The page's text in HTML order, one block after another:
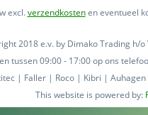
excl.verzendkostenen eventueel
2018 e.v. by Dimako Trading h/
tussen 09:00 - 17:00 op ons
| Faller | Roco | Kibri |
This website is powered by: